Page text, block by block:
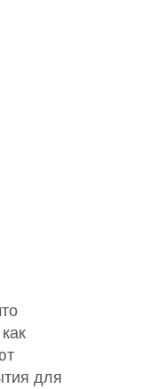
для